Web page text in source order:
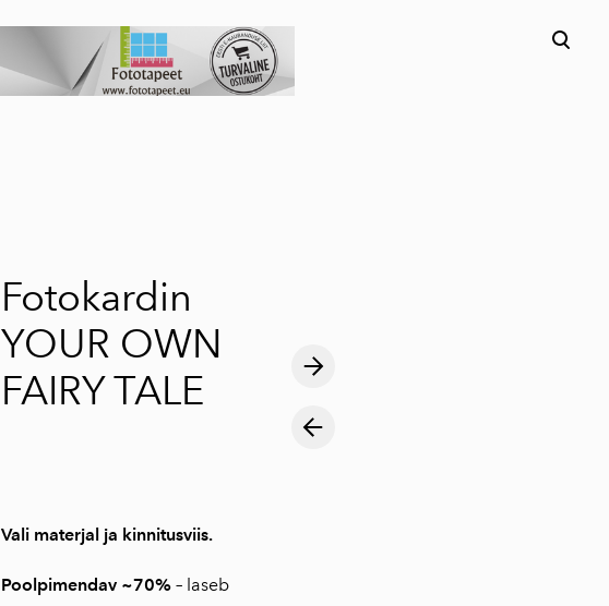
lisati ostukorvi.
Fotokardin
YOUR OWN
FAIRY TALE
Vali materjal ja kinnitusviis.
Poolpimendav ~70%– laseb